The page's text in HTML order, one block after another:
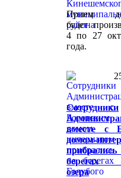
Прием
будет
4 по 27
года.
Сотрудники
вместе с
домом-
берегах
озера